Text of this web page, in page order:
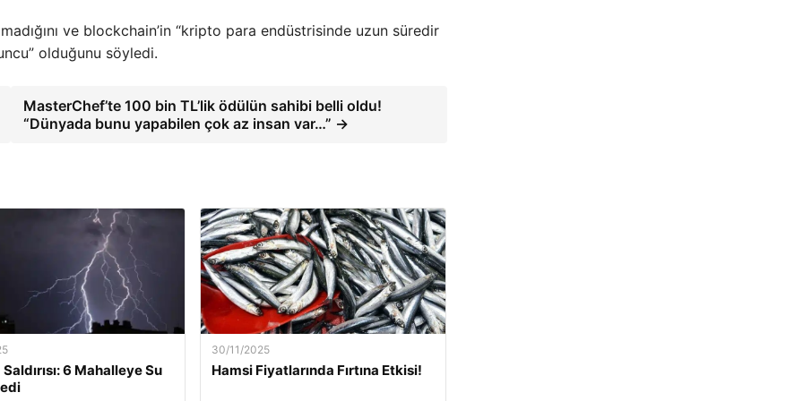
ve blockchain’in “kripto para endüstrisinde uzun süredir
olduğunu söyledi.
MasterChef’te 100 bin TL’lik ödülün sahibi belli oldu!
“Dünyada bunu yapabilen çok az insan var…” →
Saldırısı: 6 Mahalleye Su
30/11/2025
Hamsi Fiyatlarında Fırtına Etkisi!